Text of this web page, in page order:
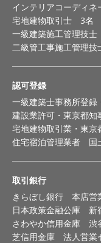
インテリアコーディ
宅地建物取引士 3名
一級建築施工管理技
二級管工事施工管理
認可登録
一級建築士事務所登
建設業許可・東京都
宅地建物取引業・東
住宅宿泊管理業者 国
取引銀行
きらぼし銀行 本店営
日本政策金融公庫 新
さわやか信用金庫 渋
芝信用金庫 法人営業